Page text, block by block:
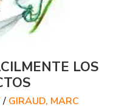
LOS
/ GIRAUD, MARC